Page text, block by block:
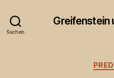
Suchen
Greifenstein